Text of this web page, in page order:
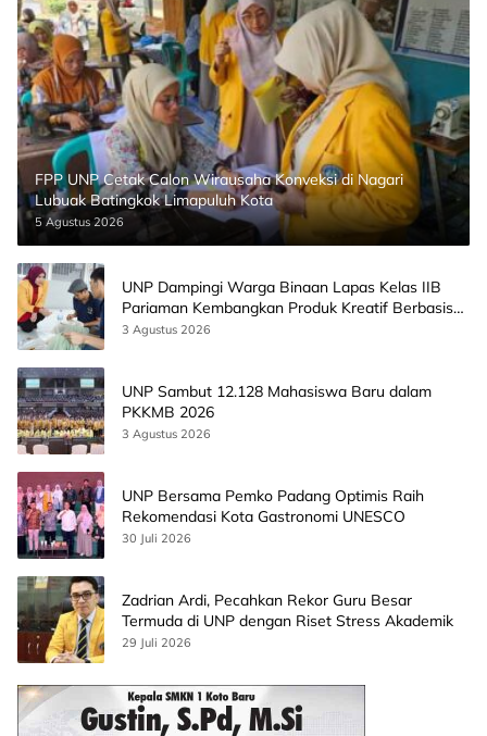
FPP UNP Cetak Calon Wirausaha Konveksi di Nagari
Lubuak Batingkok Limapuluh Kota
5 Agustus 2026
UNP Dampingi Warga Binaan Lapas Kelas IIB
Pariaman Kembangkan Produk Kreatif Berbasis
AI
3 Agustus 2026
UNP Sambut 12.128 Mahasiswa Baru dalam
PKKMB 2026
3 Agustus 2026
UNP Bersama Pemko Padang Optimis Raih
Rekomendasi Kota Gastronomi UNESCO
30 Juli 2026
Zadrian Ardi, Pecahkan Rekor Guru Besar
Termuda di UNP dengan Riset Stress Akademik
29 Juli 2026